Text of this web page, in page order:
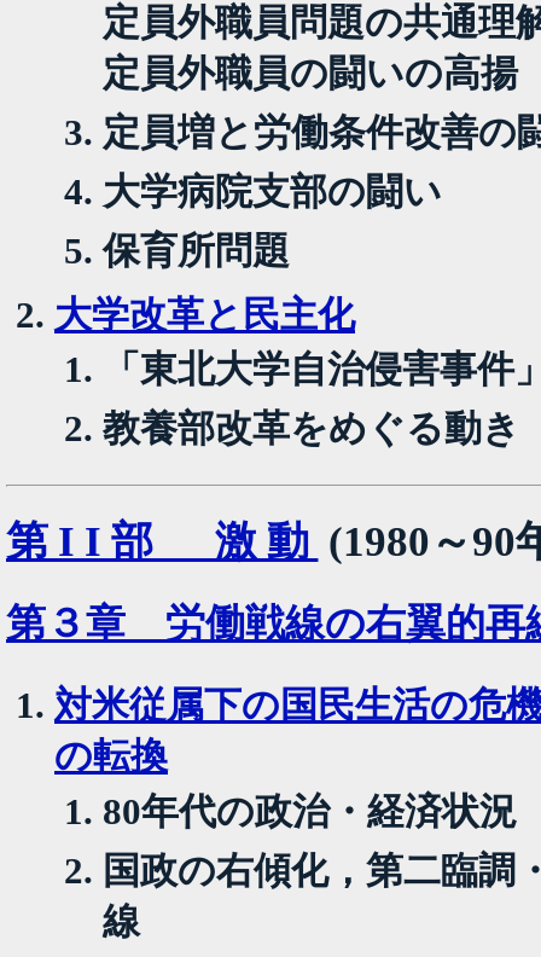
定員外職員問題の共通理
定員外職員の闘いの高揚
定員増と労働条件改善の
大学病院支部の闘い
保育所問題
大学改革と民主化
「東北大学自治侵害事件
教養部改革をめぐる動き
第II部 激動 (1980～90
第３章 労働戦線の右翼的再
対米従属下の国民生活の危
の転換
80年代の政治・経済状況
国政の右傾化，第二臨調
線